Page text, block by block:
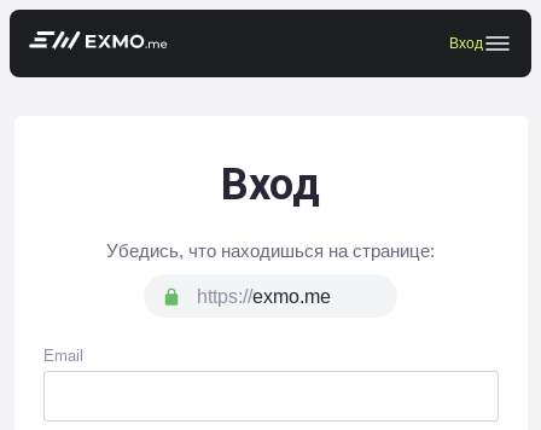
Вход
Вход
Убедись, что находишься на странице:
https://exmo.me
Email